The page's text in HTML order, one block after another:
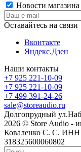
Новости магазина
Оставайтесь на связи
Вконтакте
Яндекс.Дзен
Наши контакты
+7 925 221-10-09
+7 925 221-10-09
+7 499 391-24-26
sale@storeaudio.ru
Долгопрудный
2026 © Store Audio -
Коваленко С. С.
318325600060802